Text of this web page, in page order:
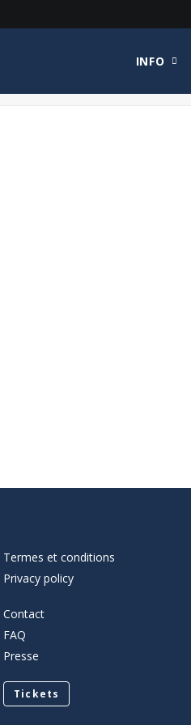
INFO
Termes et conditions
Privacy policy
Contact
FAQ
Presse
Tickets